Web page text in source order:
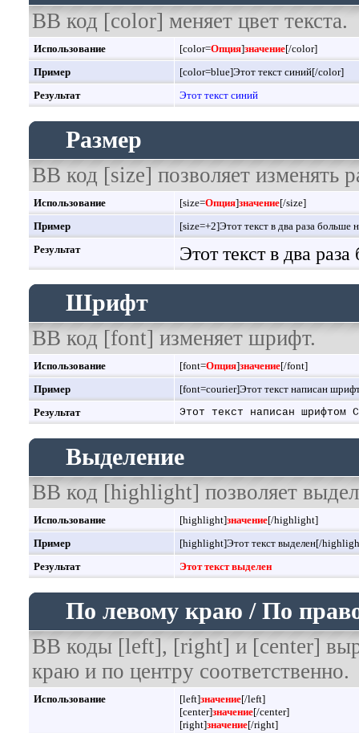
BB код [color] меняет цвет текста.
Использование [color=Опция]значение[/color]
Пример
[color=blue]Этот текст синий[/color]
Результат
Этот текст синий
Размер
BB код [size] позволяет изменять
Использование [size=Опция]значение[/size]
Пример
[size=+2]Этот текст в два раза больше
Результат
Этот текст в два
Шрифт
BB код [font] изменяет шрифт.
Использование [font=Опция]значение[/font]
Пример
[font=courier]Этот текст написан
Результат
Этот текст написан шрифтом
Выделение
BB код [highlight] позволяет
Использование [highlight]значение[/highlight]
Пример
[highlight]Этот текст выделен[/
Результат
Этот текст выделен
По левому краю / По
BB коды [left], [right] и [center]
краю и по центру соответственно.
Использование [left]значение[/left]
[center]значение[/center]
[right]значение[/right]